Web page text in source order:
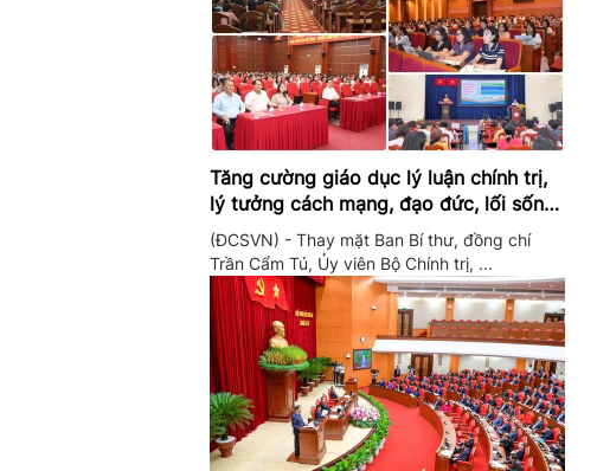
Tăng cường giáo dục lý luận chính trị,
lý tưởng cách mạng, đạo đức, lối sống,
ý thức công dân trong hệ thống giáo
dục quốc dân
(ĐCSVN) - Thay mặt Ban Bí thư, đồng chí
Trần Cẩm Tú, Ủy viên Bộ Chính trị, ...